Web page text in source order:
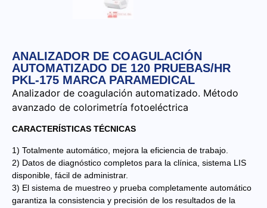
ANALIZADOR DE COAGULACIÓN
AUTOMATIZADO DE 120 PRUEBAS/HR
PKL-175 MARCA PARAMEDICAL
Analizador de coagulación automatizado. Método
avanzado de colorimetría fotoeléctrica
CARACTERÍSTICAS TÉCNICAS
1) Totalmente automático, mejora la eficiencia de trabajo.
2) Datos de diagnóstico completos para la clínica, sistema LIS
disponible, fácil de administrar.
3) El sistema de muestreo y prueba completamente automático
garantiza la consistencia y precisión de los resultados de la